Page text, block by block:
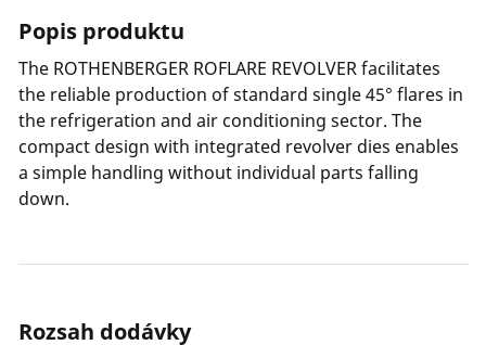
Popis produktu
The ROTHENBERGER ROFLARE REVOLVER facilitates
the reliable production of standard single 45° flares in
the refrigeration and air conditioning sector. The
compact design with integrated revolver dies enables
a simple handling without individual parts falling
down.
Rozsah dodávky